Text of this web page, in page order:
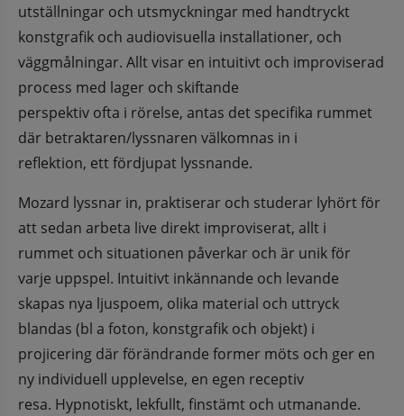
utställningar och utsmyckningar med handtryckt
konstgrafik och audiovisuella installationer, och
väggmålningar. Allt visar en intuitivt och improviserad
process med lager och skiftande
perspektiv ofta i rörelse, antas det specifika rummet
där betraktaren/lyssnaren välkomnas in i
reflektion, ett fördjupat lyssnande.
Mozard lyssnar in, praktiserar och studerar lyhört för
att sedan arbeta live direkt improviserat, allt i
rummet och situationen påverkar och är unik för
varje uppspel. Intuitivt inkännande och levande
skapas nya ljuspoem, olika material och uttryck
blandas (bl a foton, konstgrafik och objekt) i
projicering där förändrande former möts och ger en
ny individuell upplevelse, en egen receptiv
resa. Hypnotiskt, lekfullt, finstämt och utmanande.